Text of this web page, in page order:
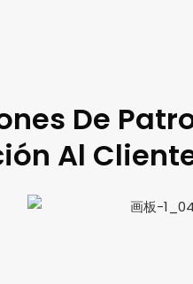
De
Al